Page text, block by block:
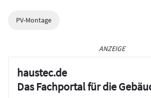
PV-Montage
ANZEIGE
haustec.de
Das Fachportal für die